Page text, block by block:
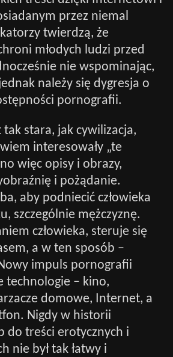
przez niemal
twierdzą, że
młodych ludzi przed
nie wspominając,
należy się dygresja o
pornografii.
stara, jak cywilizacja,
interesowały „te
więc opisy i obrazy,
i pożądanie.
aby podniecić człowieka
szczególnie mężczyznę.
człowieka, steruje się
a w ten sposób –
impuls pornografii
technologie – kino,
domowe, Internet, a
Nigdy w historii
do treści erotycznych i
nie był tak łatwy i